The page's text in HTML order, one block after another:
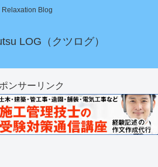
Relaxation Blog
LOG（クツログ）
ンサーリンク